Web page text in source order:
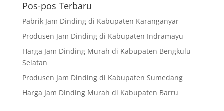
Pos-pos Terbaru
Pabrik Jam Dinding di Kabupaten Karanganyar
Produsen Jam Dinding di Kabupaten Indramayu
Harga Jam Dinding Murah di Kabupaten Bengkulu
Selatan
Produsen Jam Dinding di Kabupaten Sumedang
Harga Jam Dinding Murah di Kabupaten Barru